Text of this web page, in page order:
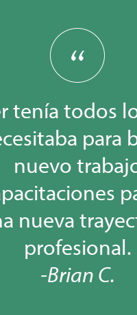
tenía todos
para
nuevo
nueva
profesional.
-Brian C.